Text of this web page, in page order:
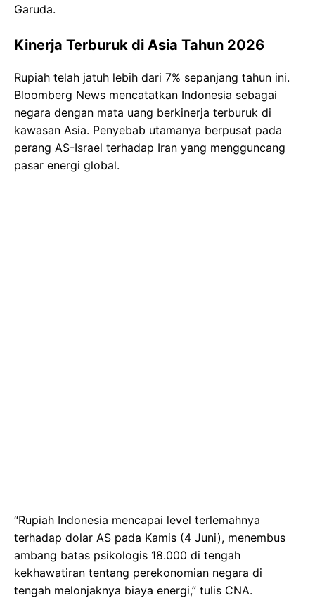
Garuda.
Kinerja Terburuk di Asia Tahun 2026
Rupiah telah jatuh lebih dari 7% sepanjang tahun ini.
Bloomberg News mencatatkan Indonesia sebagai
negara dengan mata uang berkinerja terburuk di
kawasan Asia. Penyebab utamanya berpusat pada
perang AS-Israel terhadap Iran yang mengguncang
pasar energi global.
“Rupiah Indonesia mencapai level terlemahnya
terhadap dolar AS pada Kamis (4 Juni), menembus
ambang batas psikologis 18.000 di tengah
kekhawatiran tentang perekonomian negara di
tengah melonjaknya biaya energi,” tulis CNA.